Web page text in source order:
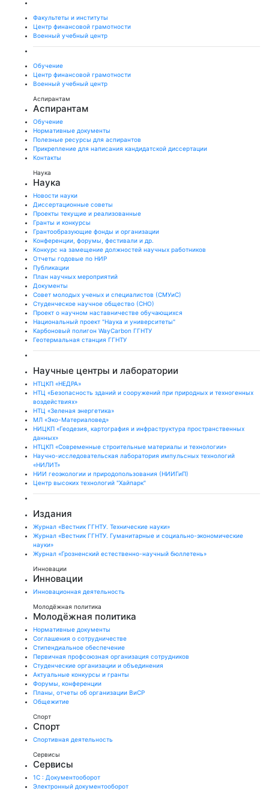
Факультеты и институты
Центр финансовой грамотности
Военный учебный центр
Обучение
Центр финансовой грамотности
Военный учебный центр
Аспирантам
Аспирантам
Обучение
Нормативные документы
Полезные ресурсы для аспирантов
Прикрепление для написания кандидатской диссертации
Контакты
Наука
Наука
Новости науки
Диссертационные советы
Проекты текущие и реализованные
Гранты и конкурсы
Грантообразующие фонды и организации
Конференции, форумы, фестивали и др.
Конкурс на замещение должностей научных работников
Отчеты годовые по НИР
Публикации
План научныx мероприятий
Документы
Совет молодых ученых и специалистов (СМУиС)
Студенческое научное общество (СНО)
Проект о научном наставничестве обучающихся
Национальный проект "Наука и университеты"
Карбоновый полигон WayCarbon ГГНТУ
Геотермальная станция ГГНТУ
Научные центры и лаборатории
НТЦКП «НЕДРА»
НТЦ «Безопасность зданий и сооружений при природных и техногенных
воздействиях»
НТЦ «Зеленая энергетика»
МЛ «Эко-Материаловед»
НИЦКП «Геодезия, картография и инфраструктура пространственных
данных»
НТЦКП «Современные строительные материалы и технологии»
Научно-исследовательская лаборатория импульсных технологий
«НИЛИТ»
НИИ геоэкологии и природопользования (НИИГиП)
Центр высоких технологий "Хайпарк"
Издания
Журнал «Вестник ГГНТУ. Технические науки»
Журнал «Вестник ГГНТУ. Гуманитарные и социально-экономические
науки»
Журнал «Грозненский естественно-научный бюллетень»
Инновации
Инновации
Инновационная деятельность
Молодёжная политика
Молодёжная политика
Нормативные документы
Соглашения о сотрудничестве
Стипендиальное обеспечение
Первичная профсоюзная организация сотрудников
Студенческие организации и объединения
Актуальные конкурсы и гранты
Форумы, конференции
Планы, отчеты об организации ВиСР
Общежитие
Спорт
Спорт
Спортивная деятельность
Сервисы
Сервисы
1С : Документооборот
Электронный документооборот